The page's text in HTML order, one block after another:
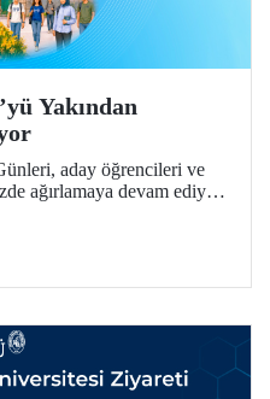
Yakından
aday öğrencileri ve
ağırlamaya devam ediyor.
bilgi vermeye devam